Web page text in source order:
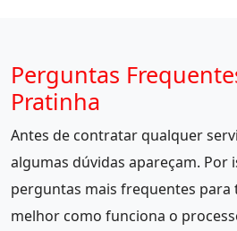
Perguntas
Pratinha
Antes de contratar qualquer
algumas dúvidas apareçam. Por
perguntas mais frequentes para
melhor como funciona o